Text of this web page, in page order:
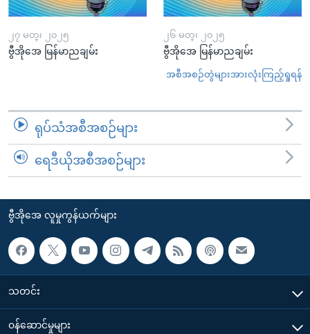
၂၇ မတ္၊ ၂၀၂၅
ဗွီအိုအေ မြန်မာညချမ်း
၂၆ မတ္၊ ၂၀၂၅
ဗွီအိုအေ မြန်မာညချမ်း
အစီအစဉ်တွဲများအားလုံးကြည့်ရှုရန်
ရုပ်သံအစီအစဉ်များ
ရေဒီယိုအစီအစဉ်များ
ဗွီအိုအေ လူမှုကွန်ယက်များ
သတင်း
၀န်ဆောင်မှုများ